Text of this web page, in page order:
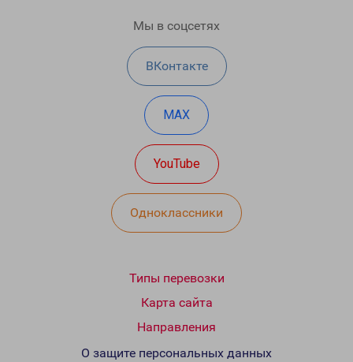
Мы в соцсетях
ВКонтакте
MAX
YouTube
Одноклассники
Типы перевозки
Карта сайта
Направления
О защите персональных данных